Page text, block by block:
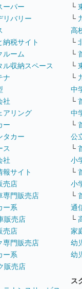
ーパー
リバリー
納税サイト
ルーム
ル収納スペース
ナ
社
アリング
ー
タカー
ス
社
報サイト
売店
専門販売店
ー系
販売店
売店
専門販売店
ー系
販売店
└
└
高
└
└
└
└
中
└
中
└
公
└
小
└
小
└
通
└
家
幼
幼
ス